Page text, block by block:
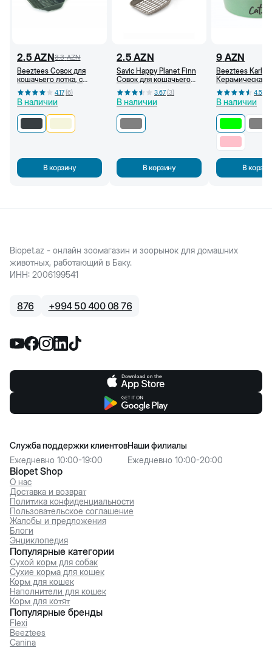
2.5 AZN3.3 AZN
Beeztees Совок для
кошачьего лотка, с
маленькими
отверстиями (Антрацит)
4.17(6)
В наличии
В корзину
2.5 AZN
Savic Happy Planet Finn
Совок для кошачьего
лотка, серый3.67(3)
В наличии
В корзину
9 AZN
Beeztees Karlie
Керамическая
для кошек, 250
(Зелёный) 4.5
В наличии
В
Biopet.az - онлайн зоомагазин и зоорынок для домашних
животных, работающий в Баку.
ИНН: 2006199541
876 +994 50 400 08 76
Biopet Shop
О нас
Доставка и возврат
Политика конфиденциальности
Пользовательское соглашение
Жалобы и предложения
Блоги
Энциклопедия
Служба поддержки клиентов
Ежедневно 10:00-19:00
Наши филиалы
Ежедневно 10:00-20:00
Популярные категории
Сухой корм для собак
Сухие корма для кошек
Корм для кошек
Наполнители для кошек
Корм для котят
Популярные бренды
Flexi
Beeztees
Canina